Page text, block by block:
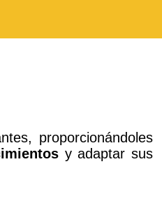
proporcionándoles
y adaptar sus